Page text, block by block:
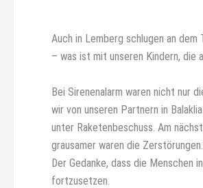
Auch in Lemberg schlugen an
– was ist mit unseren Kindern, die
Bei Sirenenalarm waren nicht nur
wir von unseren Partnern in
unter Raketenbeschuss. Am
grausamer waren die
Der Gedanke, dass die Menschen
fortzusetzen.